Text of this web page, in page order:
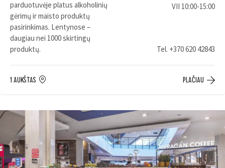
parduotuvėje platus alkoholinių
gėrimų ir maisto produktų
pasirinkimas. Lentynose –
daugiau nei 1000 skirtingų
produktų.
VII 10:00-15:00
Tel. +370 620 42843
1 AUKŠTAS PLAČIAU